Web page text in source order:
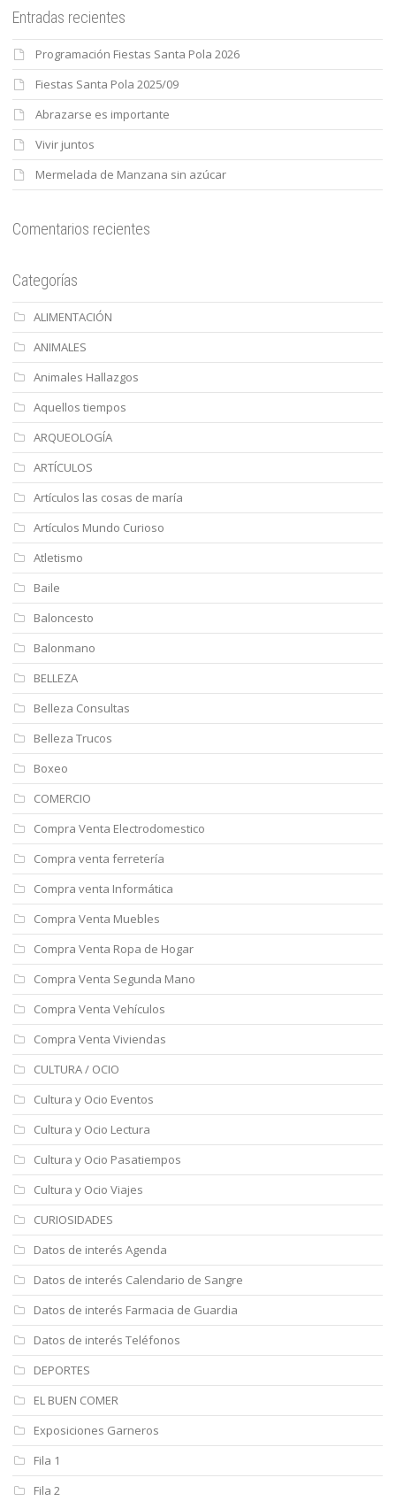
Entradas recientes
Programación Fiestas Santa Pola 2026
Fiestas Santa Pola 2025/09
Abrazarse es importante
Vivir juntos
Mermelada de Manzana sin azúcar
Comentarios recientes
Categorías
ALIMENTACIÓN
ANIMALES
Animales Hallazgos
Aquellos tiempos
ARQUEOLOGÍA
ARTÍCULOS
Artículos las cosas de maría
Artículos Mundo Curioso
Atletismo
Baile
Baloncesto
Balonmano
BELLEZA
Belleza Consultas
Belleza Trucos
Boxeo
COMERCIO
Compra Venta Electrodomestico
Compra venta ferretería
Compra venta Informática
Compra Venta Muebles
Compra Venta Ropa de Hogar
Compra Venta Segunda Mano
Compra Venta Vehículos
Compra Venta Viviendas
CULTURA / OCIO
Cultura y Ocio Eventos
Cultura y Ocio Lectura
Cultura y Ocio Pasatiempos
Cultura y Ocio Viajes
CURIOSIDADES
Datos de interés Agenda
Datos de interés Calendario de Sangre
Datos de interés Farmacia de Guardia
Datos de interés Teléfonos
DEPORTES
EL BUEN COMER
Exposiciones Garneros
Fila 1
Fila 2